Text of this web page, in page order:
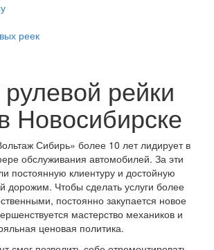
реек
рейки
Новосибирске
Сибирь» более 10 лет лидирует в
обслуживания автомобилей. За эти
постоянную клиентуру и достойную
дорожим. Чтобы сделать услуги более
постоянно закупается новое
мастерство механиков и
ценовая политика.